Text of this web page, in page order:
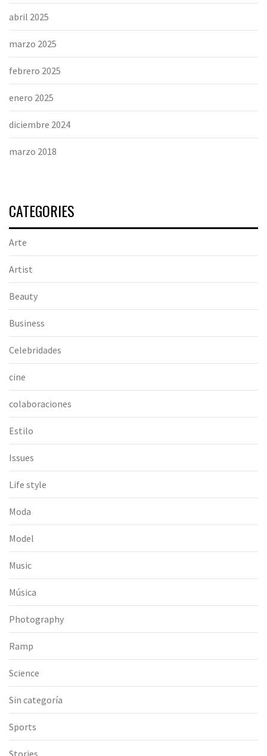
abril 2025
marzo 2025
febrero 2025
enero 2025
diciembre 2024
marzo 2018
CATEGORIES
Arte
Artist
Beauty
Business
Celebridades
cine
colaboraciones
Estilo
Issues
Life style
Moda
Model
Music
Música
Photography
Ramp
Science
Sin categoría
Sports
Stories